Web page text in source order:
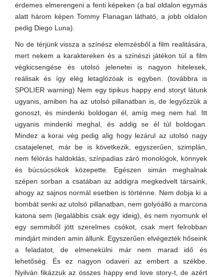
érdemes elmerengeni a fenti képeken (a bal oldalon egymás
alatt három képen Tommy Flanagan látható, a jobb oldalon
pedig Diego Luna).
No de térjünk vissza a színész elemzésből a film realitására,
mert nekem a karaktereken és a színészi játékon túl a film
végkicsengése és utolsó jelenetei is nagyon hitelesek,
reálisak és így elég letaglózóak is egyben. (továbbra is
SPOLIER warning) Nem egy tipikus happy end storyt látunk
ugyanis, amiben ha az utolsó pillanatban is, de legyőzzük a
gonoszt, és mindenki boldogan él, amíg meg nem hal. Itt
ugyanis mindenki meghal, és addig se él túl boldogan.
Mindez a korai vég pedig alig hogy lezárul az utolsó nagy
csatajelenet, már be is következik, egyszerűen, szimplán,
nem félórás haldoklás, színpadias záró monológok, könnyek
és búcsúcsókok közepette. Egészen simán meghalnak
szépen sorban a csatában az addigra megkedvelt társaink,
ahogy az sajnos normál esetben is történne. Nem dobja ki a
bombát senki az utolsó pillanatban, nem golyóálló a marcona
katona sem (legalábbis csak egy ideig), és nem nyomunk el
egy semmiből jött szerelmes csókot, csak mert felrobban
mindjárt minden amin állunk. Egyszerűen elvégezték hőseink
a feladatot, de elmenekülni már nem marad idő és
lehetőség. És ez nagyon odaveri az embert a székbe.
Nyilván fikázzuk az összes happy end love story-t, de azért